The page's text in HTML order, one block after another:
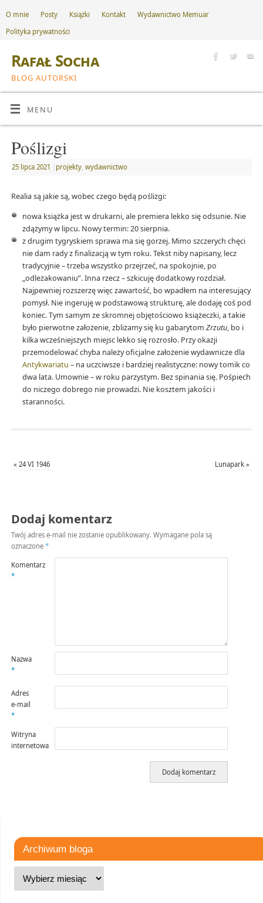
O mnie Posty Książki Kontakt
Wydawnictwo Memuar
Polityka prywatności
Rafał Socha
BLOG AUTORSKI
MENU
Poślizgi
25 lipca 2021 projekty, wydawnictwo
Realia są jakie są, wobec czego będą poślizgi:
nowa książka jest w drukarni, ale premiera lekko się odsunie. Nie
zdążymy w lipcu. Nowy termin: 20 sierpnia.
z drugim tygryskiem sprawa ma się gorzej. Mimo szczerych chęci
nie dam rady z finalizacją w tym roku. Tekst niby napisany, lecz
tradycyjnie – trzeba wszystko przejrzeć, na spokojnie, po
„odleżakowaniu”. Inna rzecz – szkicuję dodatkowy rozdział.
Najpewniej rozszerzę więc zawartość, bo wpadłem na interesujący
pomysł. Nie ingeruję w podstawową strukturę, ale dodaję coś pod
koniec. Tym samym ze skromnej objętościowo książeczki, a takie
było pierwotne założenie, zbliżamy się ku gabarytom Zrzutu, bo i
kilka wcześniejszych miejsc lekko się rozrosło. Przy okazji
przemodelować chyba należy oficjalne założenie wydawnicze dla
Antykwariatu – na uczciwsze i bardziej realistyczne: nowy tomik co
dwa lata. Umownie – w roku parzystym. Bez spinania się. Pośpiech
do niczego dobrego nie prowadzi. Nie kosztem jakości i
staranności.
« 24 VI 1946 Lunapark»
Dodaj komentarz
Twój adres e-mail nie zostanie opublikowany. Wymagane pola są
oznaczone *
Komentarz
*
Nazwa
*
Adres
e-mail
*
Witryna
internetowa
Archiwum bloga